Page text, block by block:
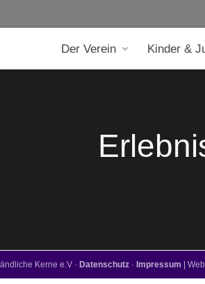
Der Verein Kinder &
Kerne e.V · Datenschutz · Impressum |